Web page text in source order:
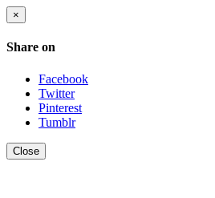
×
Share on
Facebook
Twitter
Pinterest
Tumblr
Close